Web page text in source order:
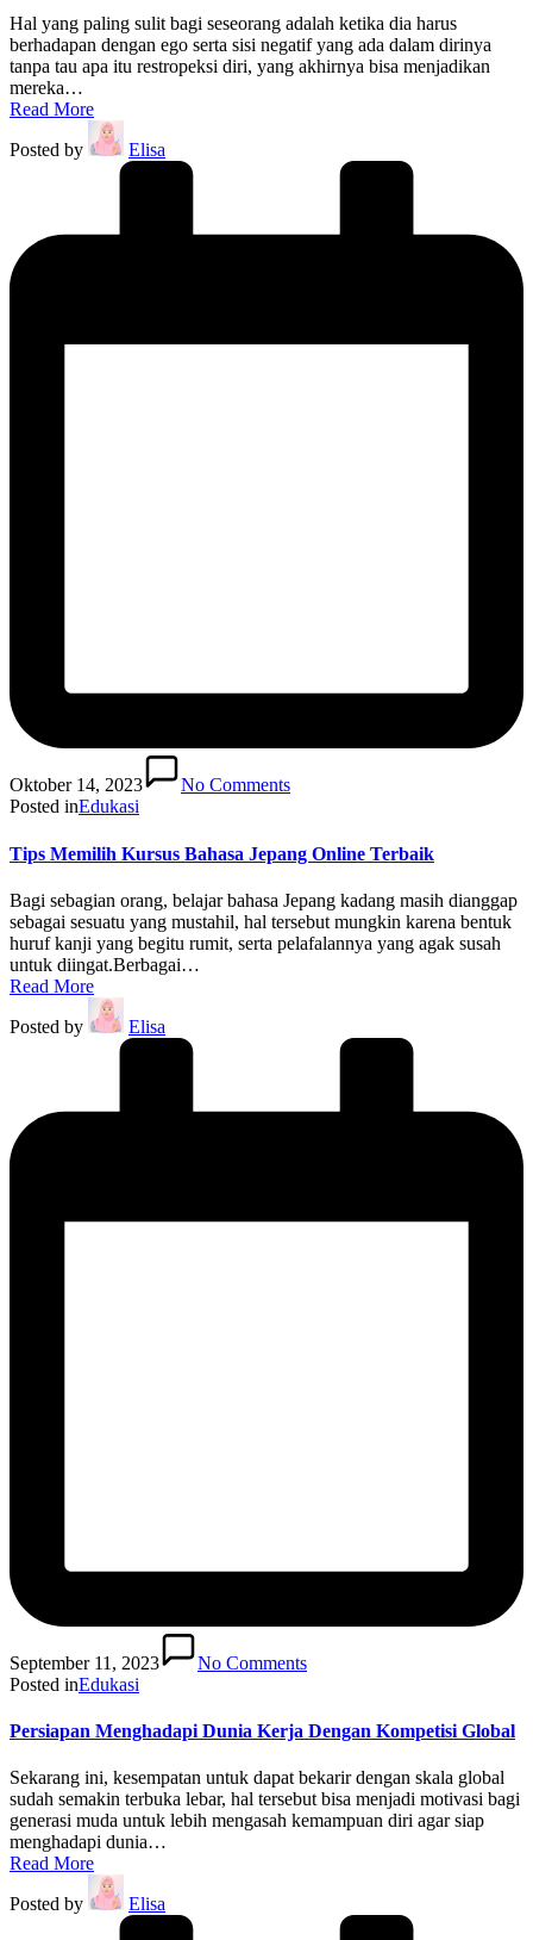
Hal yang paling sulit bagi seseorang adalah ketika dia harus
berhadapan dengan ego serta sisi negatif yang ada dalam dirinya
tanpa tau apa itu restropeksi diri, yang akhirnya bisa menjadikan
mereka…
Read More
Posted by
Elisa
Oktober 14, 2023
No Comments
Posted inEdukasi
Tips Memilih Kursus Bahasa Jepang Online Terbaik
Bagi sebagian orang, belajar bahasa Jepang kadang masih dianggap
sebagai sesuatu yang mustahil, hal tersebut mungkin karena bentuk
huruf kanji yang begitu rumit, serta pelafalannya yang agak susah
untuk diingat.Berbagai…
Read More
Posted by
Elisa
September 11, 2023
No Comments
Posted inEdukasi
Persiapan Menghadapi Dunia Kerja Dengan Kompetisi Global
Sekarang ini, kesempatan untuk dapat bekarir dengan skala global
sudah semakin terbuka lebar, hal tersebut bisa menjadi motivasi bagi
generasi muda untuk lebih mengasah kemampuan diri agar siap
menghadapi dunia…
Read More
Posted by
Elisa